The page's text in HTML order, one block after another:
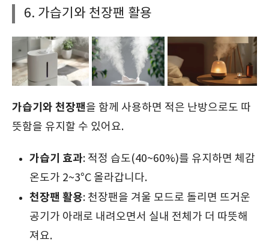
6. 가습기와 천장팬 활용
가습기와 천장팬을 함께 사용하면 적은 난방으로도 따
뜻함을 유지할 수 있어요.
가습기 효과: 적정 습도(40~60%)를 유지하면 체감
온도가 2~3°C 올라갑니다.
천장팬 활용: 천장팬을 겨울 모드로 돌리면 뜨거운
공기가 아래로 내려오면서 실내 전체가 더 따뜻해
져요.